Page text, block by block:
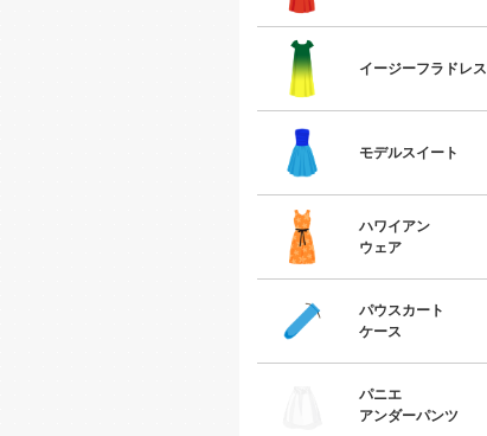
イージーフラドレス
モデルスイート
ハワイアン
ウェア
パウスカート
ケース
パニエ
アンダーパンツ